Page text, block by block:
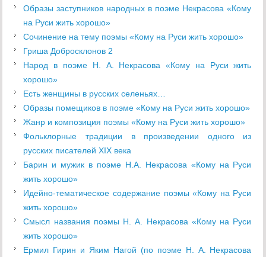
Образы заступников народных в поэме Некрасова «Кому
на Руси жить хорошо»
Сочинение на тему поэмы «Кому на Руси жить хорошо»
Гриша Добросклонов 2
Народ в поэме Н. А. Некрасова «Кому на Руси жить
хорошо»
Есть женщины в русских селеньях…
Образы помещиков в поэме «Кому на Руси жить хорошо»
Жанр и композиция поэмы «Кому на Руси жить хорошо»
Фольклорные традиции в произведении одного из
русских писателей XIX века
Барин и мужик в поэме Н.А. Некрасова «Кому на Руси
жить хорошо»
Идейно-тематическое содержание поэмы «Кому на Руси
жить хорошо»
Смысл названия поэмы Н. А. Некрасова «Кому на Руси
жить хорошо»
Ермил Гирин и Яким Нагой (по поэме Н. А. Некрасова